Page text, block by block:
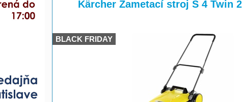
>>
Kärcher Zametací stroj S 4 Twin
BLACK FRIDAY